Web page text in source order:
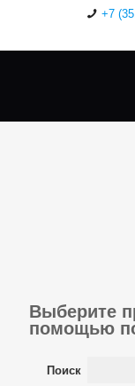
+7
Выберите
помощью
Поиск